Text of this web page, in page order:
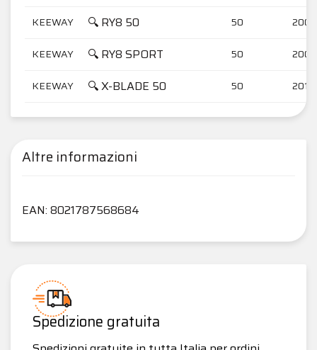
KEEWAY 🔍 RY8 50 50
KEEWAY 🔍 RY8 SPORT 50
KEEWAY 🔍 X-BLADE 50 50
Altre informazioni
EAN: 8021787568684
Spedizione gratuita